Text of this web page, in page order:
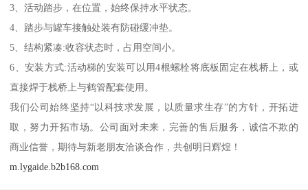
3、活动踏步，在位置，始终保持水平状态。
4、踏步与罐车接触处装有防碰缓冲垫。
5、结构紧凑:收容状态时，占用空间小。
6、安装方式:活动梯的安装可以用4根螺栓将底板固定在栈桥上，或
直接焊于栈桥上与鹤管配套使用。
我们公司始终坚持“以科技求发展，以质量求生存”的方针，开拓进
取，努力开拓市场。公司面对未来，完善的售后服务，诚信不欺的
商业信誉，期待与新老朋友洽谈合作，共创明日辉煌！
m.lygaide.b2b168.com